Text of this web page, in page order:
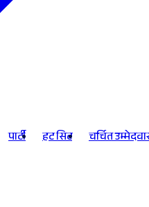
पार्टी हट सिट चर्चित